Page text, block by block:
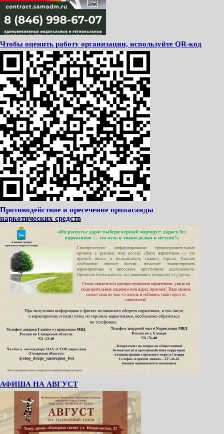
Чтобы оценить работу организации, используйте QR-код
Противодействие и пресечение пропаганды
наркотических средств
АФИША НА АВГУСТ